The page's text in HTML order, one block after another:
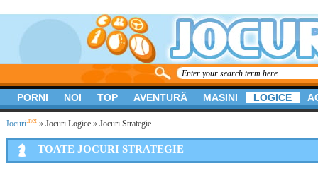
Jocuri .net » Jocuri Logice » Jocuri Strategie
TOATE JOCURI STRATEGIE
PORNI NOI TOP AVENTURĂ MASINI LOGICE